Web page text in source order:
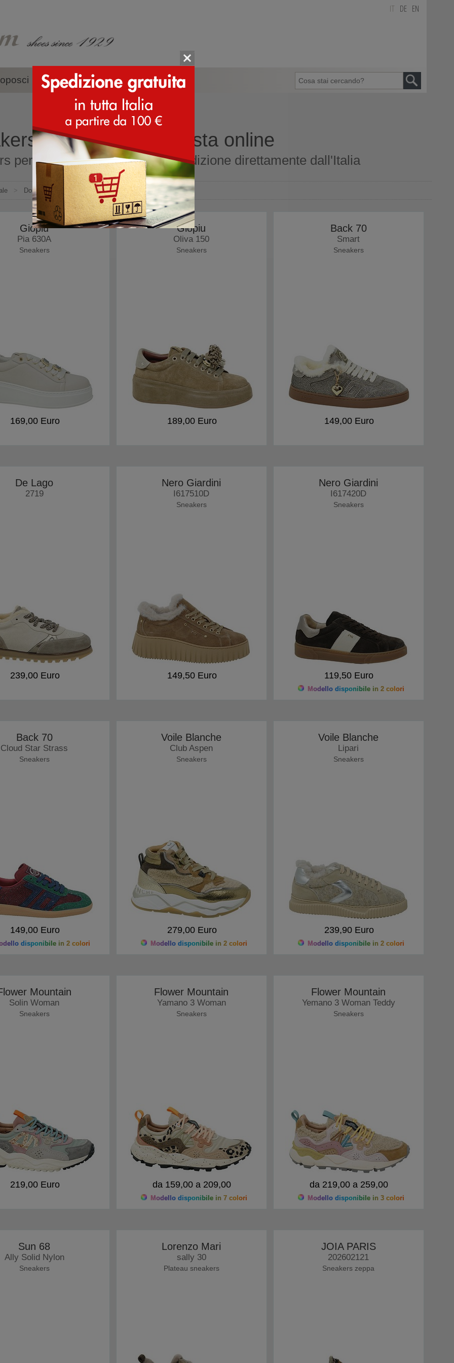
DE EN
Accessori Marche
per donne - acquista online
per donne online shop con spedizione direttamente dall'Italia
> Donna > Sneakers
Giopiu
Pia 630A
Sneakers
169,00 Euro
Giopiu
Oliva 150
Sneakers
189,00 Euro
Back 70
Smart
Sneakers
149,00 Euro
De Lago
2719
239,00 Euro
Nero Giardini
I617510D
Sneakers
149,50 Euro
Nero Giardini
I617420D
Sneakers
119,50 Euro
Modello disponibile in 2 colori
Back 70
Cloud Star Strass
Sneakers
149,00 Euro
disponibile in 2 colori
Voile Blanche
Club Aspen
Sneakers
279,00 Euro
Modello disponibile in 2 colori
Voile Blanche
Lipari
Sneakers
239,90 Euro
Modello disponibile in 2 colori
Mountain
Solin Woman
Sneakers
219,00 Euro
Flower Mountain
Yamano 3 Woman
Sneakers
da 159,00 a 209,00
Modello disponibile in 7 colori
Flower Mountain
Yemano 3 Woman Teddy
Sneakers
da 219,00 a 259,00
Modello disponibile in 3 colori
Sun 68
Ally Solid Nylon
Sneakers
Lorenzo Mari
sally 30
Plateau sneakers
JOIA PARIS
202602121
Sneakers zeppa